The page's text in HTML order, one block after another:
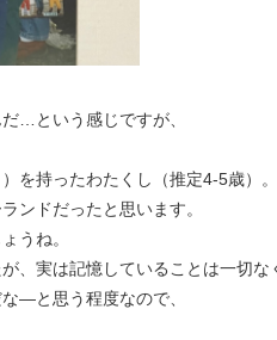
…という感じですが、
を持ったわたくし（推定4-5歳）。
ンドだったと思います。
うね。
、実は記憶していることは一切な
―と思う程度なので、